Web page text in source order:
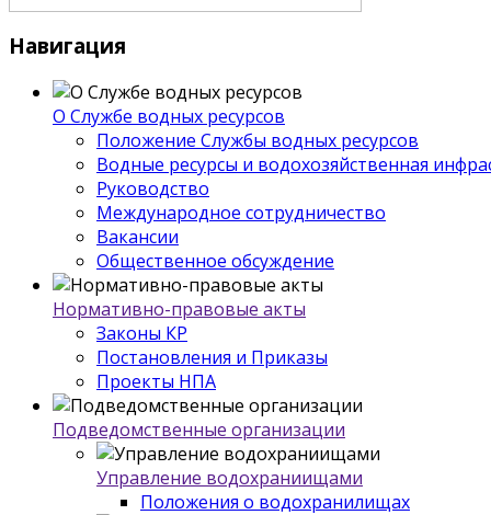
Навигация
О Службе водных ресурсов
Положение Службы водных ресурсов
Водные ресурсы и водохозяйственная
Руководство
Международное сотрудничество
Вакансии
Общественное обсуждение
Нормативно-правовые акты
Законы КР
Постановления и Приказы
Проекты НПА
Подведомственные организации
Управление водохраниищами
Положения о водохранилищах